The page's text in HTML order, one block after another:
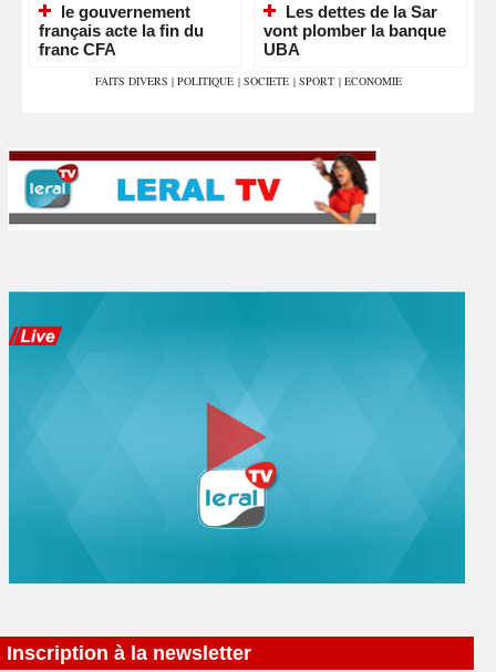
le gouvernement
français acte la fin du
franc CFA
Les dettes de la Sar
vont plomber la banque
UBA
FAITS DIVERS | POLITIQUE | SOCIETE | SPORT | ECONOMIE
Inscription à la newsletter